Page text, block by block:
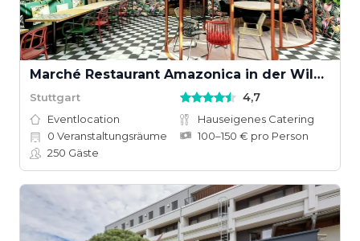
Marché Restaurant Amazonica in der Wilhelma Stuttgart
Stuttgart 4,7
Eventlocation
Hauseigenes Catering
0 Veranstaltungsräume
100–150 € pro Person
250 Gäste